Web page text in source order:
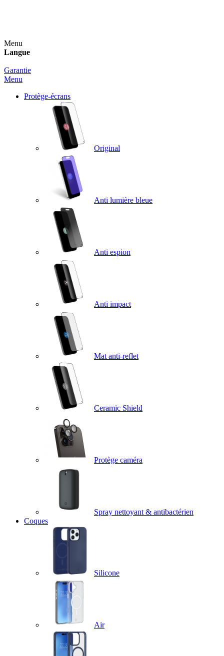
Menu
Langue
Garantie
Menu
Protège-écrans
Original
Anti lumière bleue
Anti espion
Anti impact
Mat anti-reflet
Ceramic Shield
Protège caméra
Spray nettoyant & antibactérien
Coques
Silicone
Air